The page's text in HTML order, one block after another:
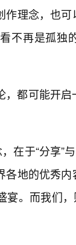
作理念，也
不再是孤独
，都可能开
在于“分享”
各地的优秀
。而我们